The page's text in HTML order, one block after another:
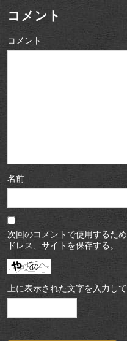
コメント
コメント
名前
次回のコメントで使用するた
ドレス、サイトを保存する。
上に表示された文字を入力して